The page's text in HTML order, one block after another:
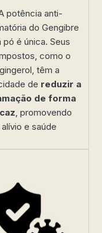
potência anti-
do Gengibre
pó é única. Seus
como o
gingerol, têm a
de reduzir a
de forma
, promovendo
alívio e saúde